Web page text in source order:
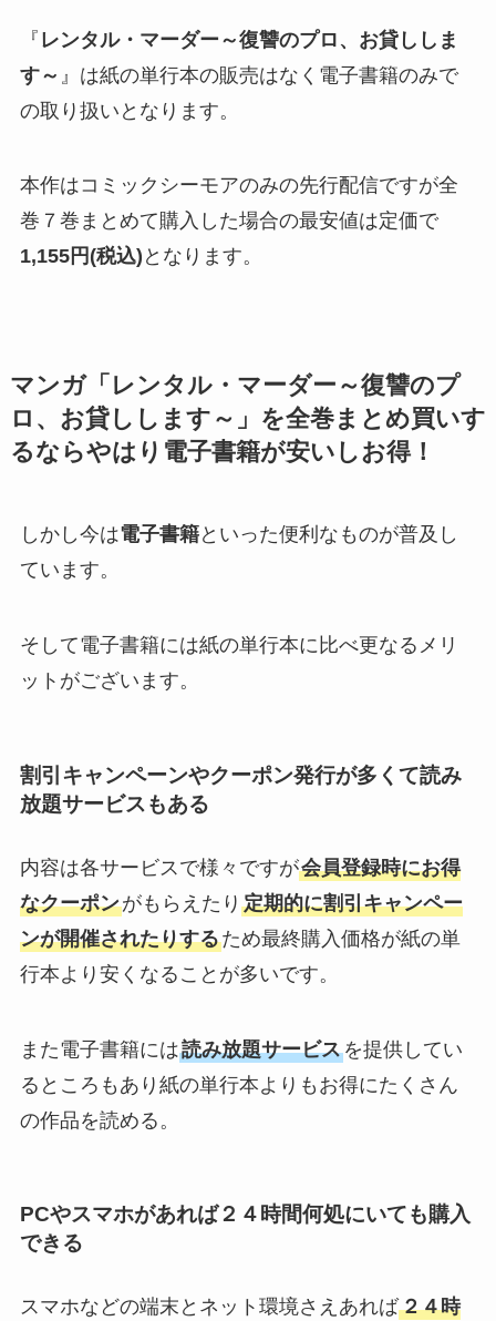
『 レンタル・マーダー～復讐のプロ、お貸ししま
す～ 』は紙の単行本の販売はなく電子書籍のみで
の取り扱いとなります。
本作はコミックシーモアのみの先行配信ですが全
巻７巻まとめて購入した場合の最安値は定価で
1,155円(税込) となります。
マンガ「 レンタル・マーダー～復讐のプ
ロ、お貸しします～ 」を全巻まとめ買いす
るならやはり電子書籍が安いしお得！
しかし今は電子書籍といった便利なものが普及し
ています。
そして電子書籍には紙の単行本に比べ更なるメリ
ットがございます。
割引キャンペーンやクーポン発行が多くて読み
放題サービスもある
内容は各サービスで様々ですが会員登録時にお得
なクーポンがもらえたり 定期的に割引キャンペー
ンが開催されたりするため最終購入価格が紙の単
行本より安くなることが多いです。
また電子書籍には読み放題サービスを提供してい
るところもあり紙の単行本よりもお得にたくさん
の作品を読める。
PCやスマホがあれば２４時間何処にいても購入
できる
スマホなどの端末とネット環境さえあれば２４時